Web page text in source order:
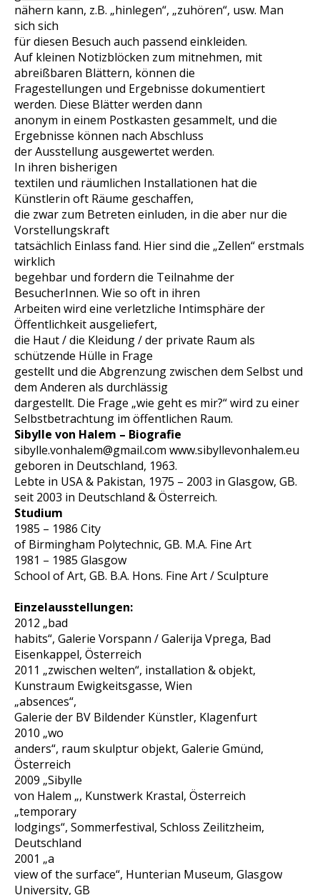
nähern kann, z.B. „hinlegen“, „zuhören“, usw. Man
sich sich
für diesen Besuch auch passend einkleiden.
Auf kleinen Notizblöcken zum mitnehmen, mit
abreißbaren Blättern, können die
Fragestellungen und Ergebnisse dokumentiert
werden. Diese Blätter werden dann
anonym in einem Postkasten gesammelt, und die
Ergebnisse können nach Abschluss
der Ausstellung ausgewertet werden.
In ihren bisherigen
textilen und räumlichen Installationen hat die
Künstlerin oft Räume geschaffen,
die zwar zum Betreten einluden, in die aber nur die
Vorstellungskraft
tatsächlich Einlass fand. Hier sind die „Zellen“ erstmals
wirklich
begehbar und fordern die Teilnahme der
BesucherInnen. Wie so oft in ihren
Arbeiten wird eine verletzliche Intimsphäre der
Öffentlichkeit ausgeliefert,
die Haut / die Kleidung / der private Raum als
schützende Hülle in Frage
gestellt und die Abgrenzung zwischen dem Selbst und
dem Anderen als durchlässig
dargestellt. Die Frage „wie geht es mir?“ wird zu einer
Selbstbetrachtung im öffentlichen Raum.
Sibylle von Halem – Biografie
sibylle.vonhalem@gmail.com www.sibyllevonhalem.eu
geboren in Deutschland, 1963.
Lebte in USA & Pakistan, 1975 – 2003 in Glasgow, GB.
seit 2003 in Deutschland & Österreich.
Studium
1985 – 1986 City
of Birmingham Polytechnic, GB. M.A. Fine Art
1981 – 1985 Glasgow
School of Art, GB. B.A. Hons. Fine Art / Sculpture
Einzelausstellungen:
2012 „bad
habits“, Galerie Vorspann / Galerija Vprega, Bad
Eisenkappel, Österreich
2011 „zwischen welten“, installation & objekt,
Kunstraum Ewigkeitsgasse, Wien
„absences“,
Galerie der BV Bildender Künstler, Klagenfurt
2010 „wo
anders“, raum skulptur objekt, Galerie Gmünd,
Österreich
2009 „Sibylle
von Halem „, Kunstwerk Krastal, Österreich
„temporary
lodgings“, Sommerfestival, Schloss Zeilitzheim,
Deutschland
2001 „a
view of the surface“, Hunterian Museum, Glasgow
University, GB